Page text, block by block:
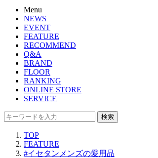
Menu
NEWS
EVENT
FEATURE
RECOMMEND
Q&A
BRAND
FLOOR
RANKING
ONLINE STORE
SERVICE
検索
TOP
FEATURE
#イセタンメンズの愛用品